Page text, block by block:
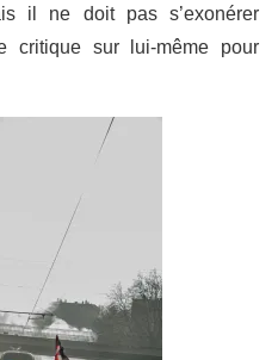
il ne doit pas s’exonérer
critique sur lui-même pour